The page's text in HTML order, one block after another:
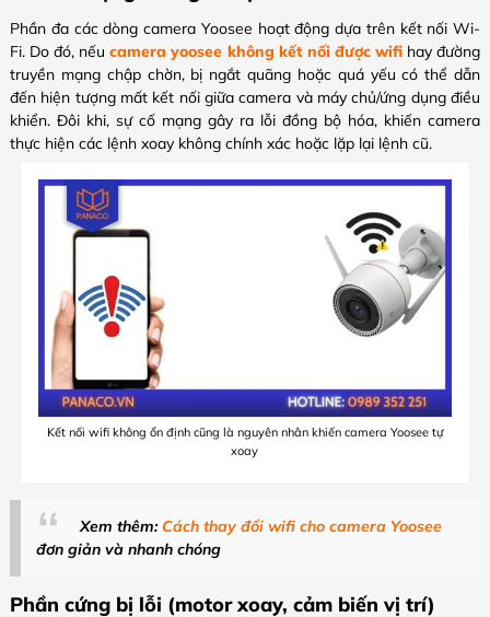
Phần đa các dòng camera Yoosee hoạt động dựa trên kết nối Wi-
Fi. Do đó, nếucamera yoosee không kết nối được wifihay đường
truyền mạng chập chờn, bị ngắt quãng hoặc quá yếu có thể dẫn
đến hiện tượng mất kết nối giữa camera và máy chủ/ứng dụng điều
khiển. Đôi khi, sự cố mạng gây ra lỗi đồng bộ hóa, khiến camera
thực hiện các lệnh xoay không chính xác hoặc lặp lại lệnh cũ.
Kết nối wifi không ổn định cũng là nguyên nhân khiến camera Yoosee tự
xoay
Xem thêm: Cách thay đổi wifi cho camera Yoosee
đơn giản và nhanh chóng
Phần cứng bị lỗi (motor xoay, cảm biến vị trí)